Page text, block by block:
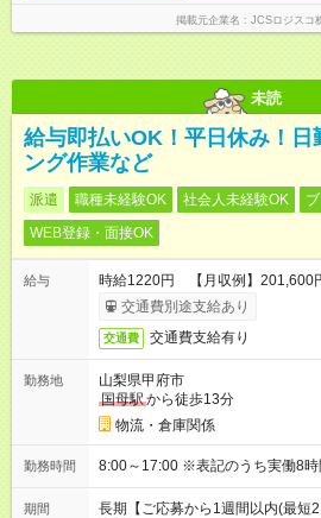
掲載元企業名 JCSロジスコ
未読
給与即払いOK！平日休み！日
ング作業など
派遣 職種未経験OK 社会人未経験OK
WEB登録・面接OK
給与
時給1220円 【月収例】201,600
交通費別途支給あり
交通費 交通費支給有り
勤務地
山梨県甲府市
国母駅から徒歩13分
物流・倉庫関係
勤務時間 8:00～17:00 ※表記のうち実働
期間
長期【ご応募から1週間以内(最短